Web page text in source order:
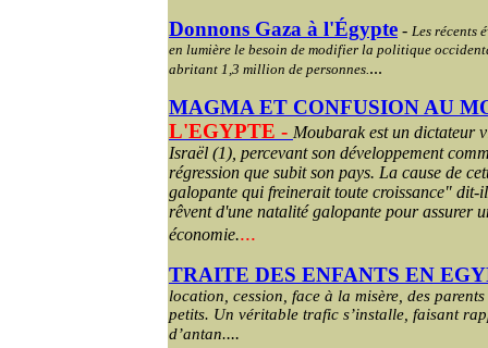
Donnons Gaza à l'Égypte - Les récents
en lumière le besoin de modifier la politique
abritant 1,3 million de personnes....
MAGMA ET CONFUSION AU
L'EGYPTE - Moubarak est un dictateur
Israël (1), percevant son développement
régression que subit son pays. La cause de
galopante qui freinerait toute croissance" dit-
rêvent d'une natalité galopante pour assurer
économie....
TRAITE DES ENFANTS EN
location, cession, face à la misère, des
petits. Un véritable trafic s’installe, faisant
d’antan....